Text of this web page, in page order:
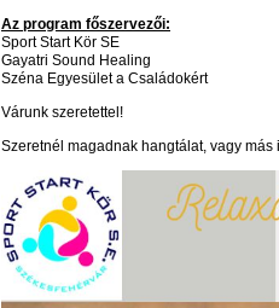
Az program főszervezői:
Sport Start Kör SE
Gayatri Sound Healing
Széna Egyesület a Családokért
Várunk szeretettel!
Szeretnél magadnak hangtálat, vagy